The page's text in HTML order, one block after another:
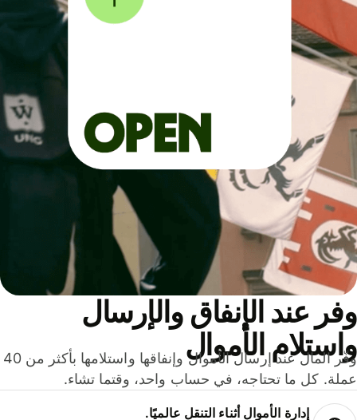
عند الإنفاق والإرسال
الأموال
وفّر المال عند إرسال الأموال وإنفاقها واستلامها بأكثر من 40
كل ما تحتاجه، في حساب واحد، وقتما تشاء.
إدارة الأموال أثناء التنقل عالميًا.